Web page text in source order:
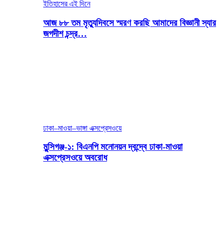
ইতিহাসের এই দিনে
আজ ৮৮ তম মৃত্যুদিবসে স্মরণ করছি আমাদের বিজ্ঞানী স্যার
জগদীশ চন্দ্র…
ঢাকা–মাওয়া–ভাঙ্গা এক্সপ্রেসওয়ে
মুন্সিগঞ্জ-১: বিএনপি মনোনয়ন দ্বন্দ্বে ঢাকা-মাওয়া
এক্সপ্রেসওয়ে অবরোধ